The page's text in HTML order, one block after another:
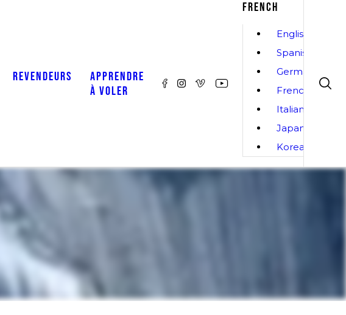
REVENDEURS
APPRENDRE
À VOLER
FRENCH
English
Spanish
German
French
Italian
Japanese
Korean